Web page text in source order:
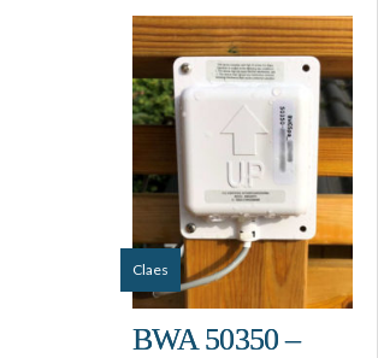
Claes
BWA 50350 –